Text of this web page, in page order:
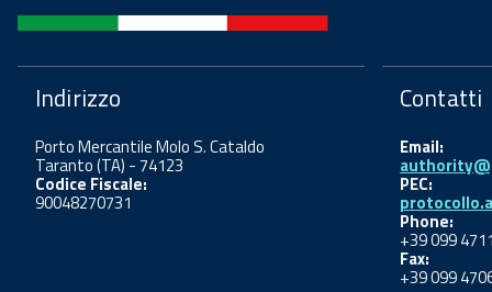
Indirizzo
Porto Mercantile Molo S. Cataldo
Taranto (TA) - 74123
Codice Fiscale:
90048270731
Contatti
Email:
PEC:
Phone:
+39 099
Fax:
+39 099